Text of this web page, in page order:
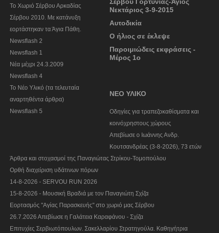
To Χωριό Σέρβου Αρκαδίας
Σέρβου 2010. Με κατάνυξη
εορτάστηκαν τα Άγια Πάθη.
Newsflash 2
Newsflash 1
Nέα μέχρι 24.3.2009
Newsflash 4
Το Νέο Υλικό (τα τελευταία
αναρτηθέντα άρθρα)
Newsflash 5
Σέρβου Γορτυνίας-Άγιος
Νεκτάριος 3-9-2015
Αυτοδικία
Ο ήλιος σε έκλεψε
Παροιμιώδεις εκφράσεις -
Μέρος 1ο
ΝΕΟ ΥΛΙΚΟ
Οδηγίες για τραπεζοκαθίσματα και
κοινόχρηστους χώρους
Απεβίωσε ο Ιωάννης Ανδρ.
Κουτσανδρέας (3-8-2026), 73 ετών
Άρθρα και στοχασμοί της Παναγιώτας Στρίκου-Τομοπούλου
Ορθή διαχείριση υδάτινων πόρων
14-8-2026 - SERVOU RUN 2026
15-8-2026 - Μουσική Βραδιά με τον Παναγιώτη Σχίζα
Εορτασμός "Αγίας Παρασκευής" στο χωριό μας Σέρβου
26.7.2026 Απεβίωσε η Γαλάτεια Καραφάνου - Σχίζα
Επιτυχίες Σερβιωτόπουλων. Σακελλαρίου Στρατηγούλα. Καθηγήτρια